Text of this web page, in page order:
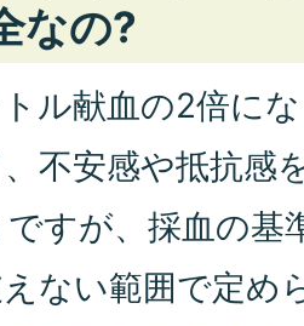
なの?
ル献血の2倍に
不安感や抵抗感
すが、採血の基
ない範囲で定め